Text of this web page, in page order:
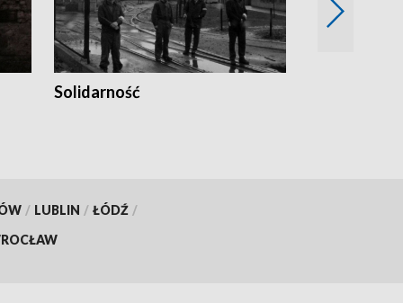
Solidarność
/ LUBLIN / ŁÓDŹ /